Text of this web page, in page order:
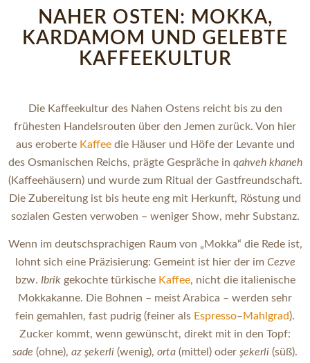
NAHER OSTEN: MOKKA,
KARDAMOM UND GELEBTE
KAFFEEKULTUR
Die Kaffeekultur des Nahen Ostens reicht bis zu den
frühesten Handelsrouten über den Jemen zurück. Von hier
aus eroberte Kaffeedie Häuser und Höfe der Levante und
des Osmanischen Reichs, prägte Gespräche in qahveh khaneh
(Kaffeehäusern) und wurde zum Ritual der Gastfreundschaft.
Die Zubereitung ist bis heute eng mit Herkunft, Röstung und
sozialen Gesten verwoben – weniger Show, mehr Substanz.
Wenn im deutschsprachigen Raum von „Mokka“ die Rede ist,
lohnt sich eine Präzisierung: Gemeint ist hier der im Cezve
bzw. Ibrikgekochte türkische Kaffee, nicht die italienische
Mokkakanne. Die Bohnen – meist Arabica – werden sehr
fein gemahlen, fast pudrig (feiner als Espresso–Mahlgrad).
Zucker kommt, wenn gewünscht, direkt mit in den Topf:
sade (ohne), az şekerli (wenig), orta (mittel) oder şekerli (süß).